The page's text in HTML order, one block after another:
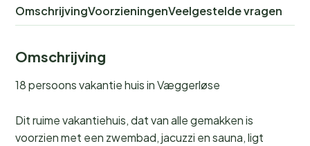
OmschrijvingVoorzieningenVeelgestelde vragen
Omschrijving
18 persoons vakantie huis in Væggerløse
Dit ruime vakantiehuis, dat van alle gemakken is
voorzien met een zwembad, jacuzzi en sauna, ligt